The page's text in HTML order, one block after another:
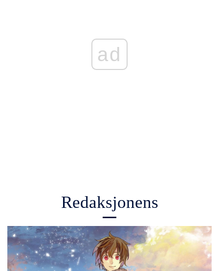
ad
Redaksjonens